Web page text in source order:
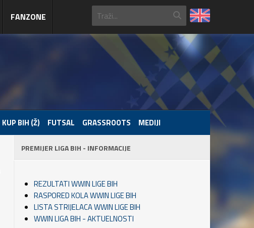
FANZONE
KUP BIH (Ž) FUTSAL GRASSROOTS MEDIJI
PREMIJER LIGA BIH - INFORMACIJE
REZULTATI WWIN LIGE BIH
RASPORED KOLA WWIN LIGE BIH
LISTA STRIJELACA WWIN LIGE BIH
WWIN LIGA BIH - AKTUELNOSTI